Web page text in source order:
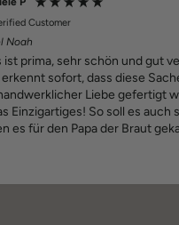
Customer
Noah
ist prima, sehr schön und gut
erkennt sofort, dass diese
Liebe gefertigt
Einzigartiges! So soll es auch
es für den Papa der Braut
und macht weiter so! Wir